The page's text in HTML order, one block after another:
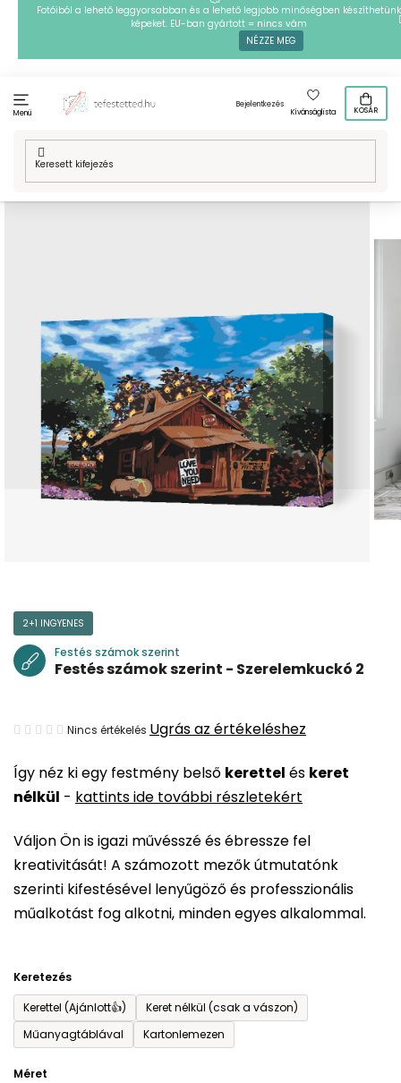
Ugrás
tartalomhoz
Fotóiból a lehető leggyorsabban és a lehető legjobb minőségben készíthetünk
képeket. EU-ban gyártott = nincs vám
NÉZZE MEG
Menü
Bejelentkezés
Kívánságlista
KOSÁR
Kezdőlap
/ Technikák / Festés számok szerint / Festés számok
szerint - Szerelemkuckó 2
Így néz ki egy festmény belső kerettel és keret
nélkül - kattints ide további részletekért
Váljon Ön is igazi művésszé és ébressze fel
kreativitását! A számozott mezők útmutatónk
szerinti kifestésével lenyűgöző és professzionális
műalkotást fog alkotni, minden egyes alkalommal.
Keretezés
Kerettel (Ajánlott👍)
Keret nélkül (csak a vászon)
Műanyagtáblával
Kartonlemezen
Méret
2+1 INGYENES
Festés számok szerint
Festés számok szerint - Szerelemkuckó 2
A
átlagos
értékelése
ből
0,0
csillag.
Nincs értékelés Ugrás az értékeléshez